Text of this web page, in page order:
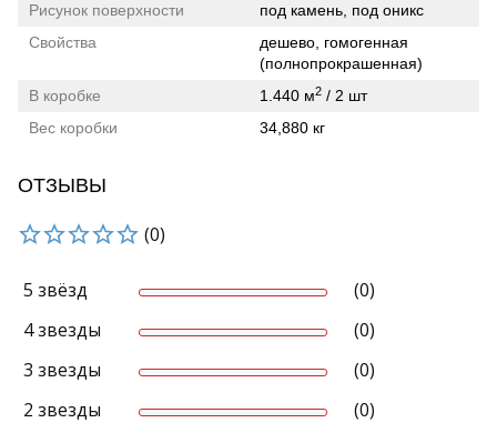
Рисунок поверхности
под камень, под оникс
Свойства
дешево, гомогенная
(полнопрокрашенная)
В коробке
1.440 м2 / 2 шт
Вес коробки
34,880 кг
ОТЗЫВЫ
(0)
5 звёзд
(0)
4 звезды
(0)
3 звезды
(0)
2 звезды
(0)